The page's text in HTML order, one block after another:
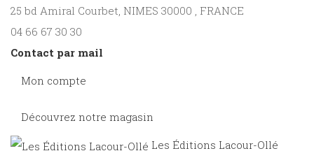
25 bd Amiral Courbet, NIMES 30000 , FRANCE
04 66 67 30 30
Contact par mail
Mon compte
Découvrez notre magasin
Les Éditions Lacour-Ollé